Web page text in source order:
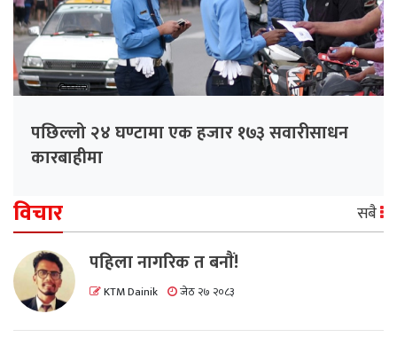
पछिल्लो २४ घण्टामा एक हजार १७३ सवारीसाधन
कारबाहीमा
विचार सबै
पहिला नागरिक त बनाैं!
KTM Dainik जेठ २७ २०८३